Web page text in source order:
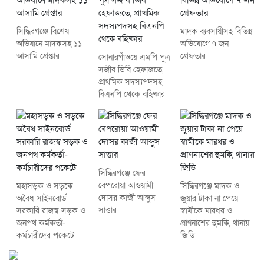
সিদ্ধিরগঞ্জে বিশেষ
অভিযানে মাদকসহ ১১
আসামি গ্রেপ্তার
সোনারগাঁওয়ে এমপি পুত্র
সজীব ডিবি হেফাজতে,
প্রাথমিক সদস্যপদসহ
বিএনপি থেকে বহিষ্কার
মাদক ব্যবসায়ীসহ বিভিন্ন
অভিযোগে ৭ জন
গ্রেফতার
মহাসড়ক ও সড়কে
অবৈধ সাইনবোর্ড
সরকারি রাজস্ব সড়ক ও
জনপথ কর্মকর্তা-
কর্মচারীদের পকেটে
সিদ্ধিরগঞ্জে ফের
বেপরোয়া আওয়ামী
দোসর কাজী আব্দুস
সাত্তার
সিদ্ধিরগঞ্জে মাদক ও
জুয়ার টাকা না পেয়ে
স্বামীকে মারধর ও
প্রাণনাশের হুমকি, থানায়
জিডি